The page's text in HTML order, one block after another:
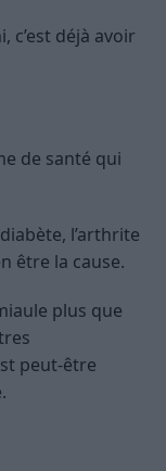
c’est déjà avoir
de santé qui
l’arthrite
être la cause.
plus que
peut-être